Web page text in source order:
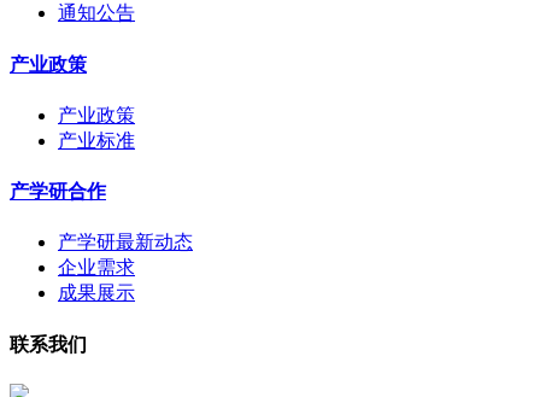
通知公告
产业政策
产业政策
产业标准
产学研合作
产学研最新动态
企业需求
成果展示
联系我们